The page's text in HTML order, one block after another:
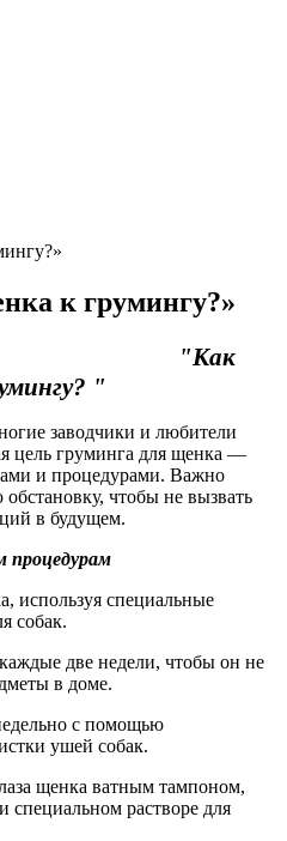
к грумингу?»
"Как
"
заводчики и любители
цель груминга для щенка —
и процедурами. Важно
чтобы не вызвать
в будущем.
процедурам
используя специальные
собак.
две недели, чтобы он не
в доме.
с помощью
ушей собак.
щенка ватным тампоном,
растворе для